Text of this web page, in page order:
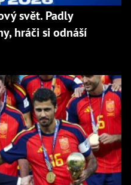
svět. Padly
hráči si odnáší